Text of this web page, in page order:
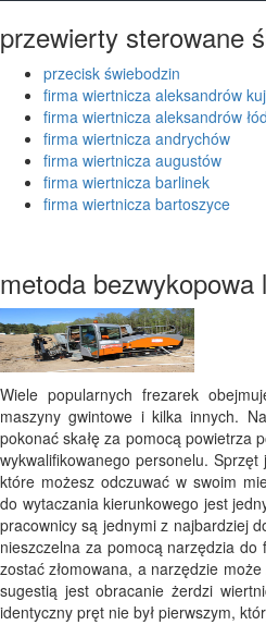
przewierty sterowane
przecisk świebodzin
firma wiertnicza aleksandrów
firma wiertnicza aleksandrów
firma wiertnicza andrychów
firma wiertnicza augustów
firma wiertnicza barlinek
firma wiertnicza bartoszyce
metoda bezwykopowa
Wiele popularnych frezarek
maszyny gwintowe i kilka innych.
pokonać skałę za pomocą powietrza
wykwalifikowanego personelu.
które możesz odczuwać w swoim
do wytaczania kierunkowego jest
pracownicy są jednymi z najbardziej
nieszczelna za pomocą narzędzia
zostać złomowana, a narzędzie
sugestią jest obracanie żerdzi
identyczny pręt nie był pierwszym,